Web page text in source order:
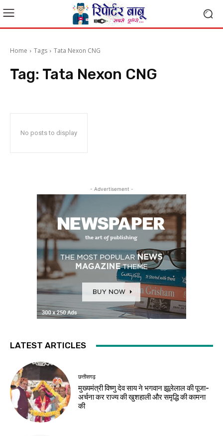
Home Tags Tata Nexon CNG
Tag: Tata Nexon CNG
No posts to display
- Advertisement -
LATEST ARTICLES
छत्तीसगढ़
मुख्यमंत्री विष्णु देव साय ने भगवान झूलेलाल की पूजा-
अर्चना कर राज्य की खुशहाली और समृद्धि की कामना
की